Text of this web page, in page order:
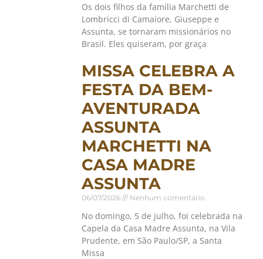
Os dois filhos da família Marchetti de
Lombricci di Camaiore, Giuseppe e
Assunta, se tornaram missionários no
Brasil. Eles quiseram, por graça
MISSA CELEBRA A
FESTA DA BEM-
AVENTURADA
ASSUNTA
MARCHETTI NA
CASA MADRE
ASSUNTA
06/07/2026 Nenhum comentário
No domingo, 5 de julho, foi celebrada na
Capela da Casa Madre Assunta, na Vila
Prudente, em São Paulo/SP, a Santa
Missa